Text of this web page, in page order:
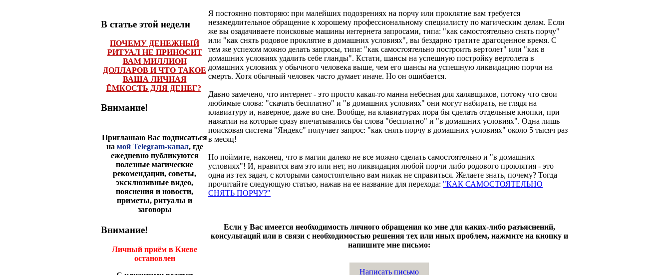
В статье этой недели
ПОЧЕМУ ДЕНЕЖНЫЙ
РИТУАЛ НЕ ПРИНОСИТ
ВАМ МИЛЛИОН
ДОЛЛАРОВ И ЧТО ТАКОЕ
ВАША ЛИЧНАЯ
ЁМКОСТЬ ДЛЯ ДЕНЕГ?
Внимание!
Приглашаю Вас подписаться
на мой Telegram-канал, где
ежедневно публикуются
полезные магические
рекомендации, советы,
эксклюзивные видео,
пояснения и новости,
приметы, ритуалы и
заговоры
Внимание!
Личный приём в Киеве
остановлен
Я постоянно повторяю: при малейших подозрениях на порчу или проклятие вам требуется
незамедлительное обращение к хорошему профессиональному специалисту по магическим делам. Если
же вы озадачиваете поисковые машины интернета запросами, типа: "как самостоятельно снять порчу"
или "как снять родовое проклятие в домашних условиях", вы бездарно тратите драгоценное время. С
тем же успехом можно делать запросы, типа: "как самостоятельно построить вертолет" или "как в
домашних условиях удалить себе гланды". Кстати, шансы на успешную постройку вертолета в
домашних условиях у обычного человека выше, чем его шансы на успешную ликвидацию порчи на
смерть. Хотя обычный человек часто думает иначе. Но он ошибается.
Давно замечено, что интернет - это просто какая-то манна небесная для халявщиков, потому что свои
любимые слова: "скачать бесплатно" и "в домашних условиях" они могут набирать, не глядя на
клавиатуру и, наверное, даже во сне. Вообще, на клавиатурах пора бы сделать отдельные кнопки, при
нажатии на которые сразу впечатывались бы слова "бесплатно" и "в домашних условиях". Одна лишь
поисковая система "Яндекс" получает запрос: "как снять порчу в домашних условиях" около 5 тысяч раз
в месяц!
Но поймите, наконец, что в магии далеко не все можно сделать самостоятельно и "в домашних
условиях"! И, нравится вам это или нет, но ликвидация любой порчи либо родового проклятия - это
одна из тех задач, с которыми самостоятельно вам никак не справиться. Желаете знать, почему? Тогда
прочитайте следующую статью, нажав на ее название для перехода: "КАК САМОСТОЯТЕЛЬНО
СНЯТЬ ПОРЧУ?"
Если у Вас имеется необходимость личного обращения ко мне для каких-либо разъяснений,
консультаций или в связи с необходимостью решения тех или иных проблем, нажмите на кнопку и
напишите мне письмо:
Написать письмо